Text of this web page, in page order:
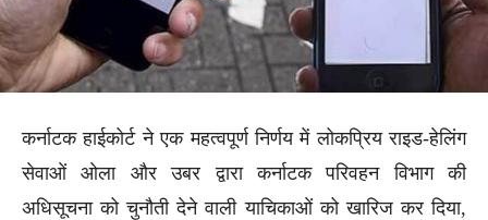
कर्नाटक हाईकोर्ट ने एक महत्वपूर्ण निर्णय में लोकप्रिय राइड-हेलिंग
सेवाओं ओला और उबर द्वारा कर्नाटक परिवहन विभाग की
अधिसूचना को चुनौती देने वाली याचिकाओं को खारिज कर दिया,